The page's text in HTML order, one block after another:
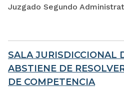
Juzgado Segundo
SALA JURISDICCIONAL
ABSTIENE DE
DE COMPETENCIA